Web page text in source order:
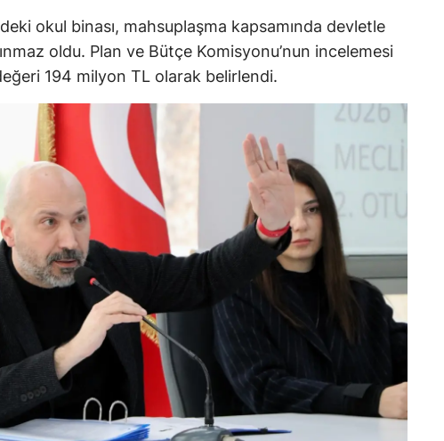
Yalova
Osmaniye
Düzce
okul binası, mahsuplaşma kapsamında devletle
oldu. Plan ve Bütçe Komisyonu’nun incelemesi
194 milyon TL olarak belirlendi.